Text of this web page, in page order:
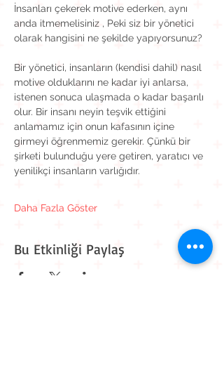
İnsanları çekerek motive ederken, aynı
anda itmemelisiniz , Peki siz bir yönetici
olarak hangisini ne şekilde yapıyorsunuz?
Bir yönetici, insanların (kendisi dahil) nasıl
motive olduklarını ne kadar iyi anlarsa,
istenen sonuca ulaşmada o kadar başarılı
olur. Bir insanı neyin teşvik ettiğini
anlamamız için onun kafasının içine
girmeyi öğrenmemiz gerekir. Çünkü bir
şirketi bulunduğu yere getiren, yaratıcı ve
yenilikçi insanların varlığıdır.
Daha Fazla Göster
Bu Etkinliği Paylaş